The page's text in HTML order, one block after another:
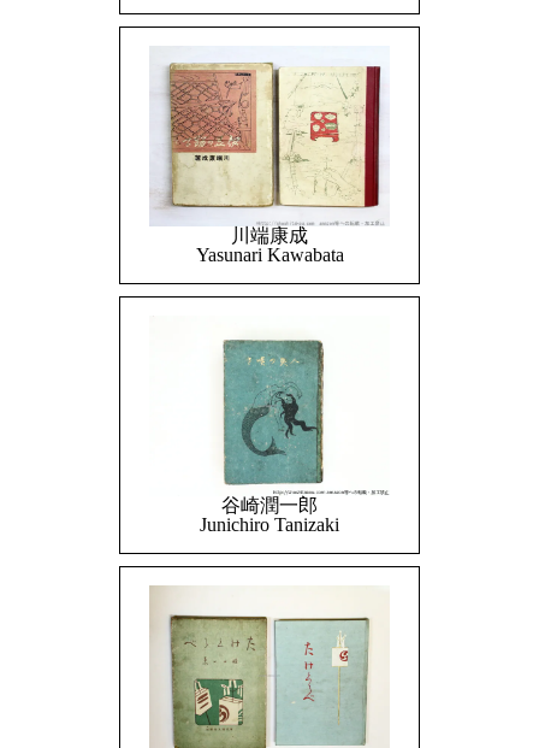
川端康成
Yasunari Kawabata
谷崎潤一郎
Junichiro Tanizaki